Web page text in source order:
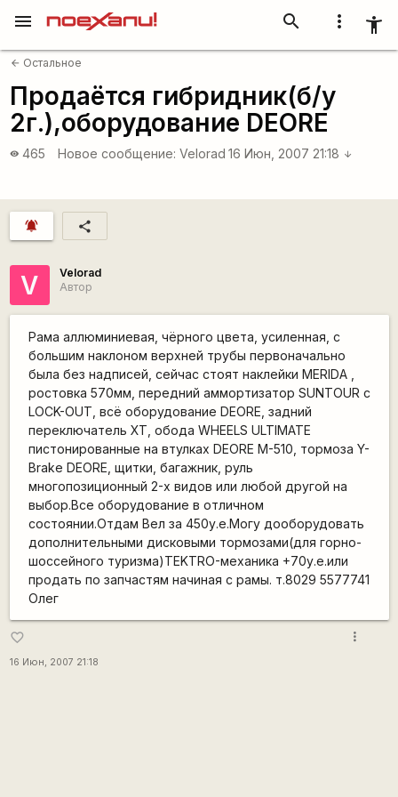
more_vert accessibility_new
search
menu
arrow_back Остальное
Продаётся гибридник(б/у
2г.),оборудование DEORE
visibility 465 Новое сообщение: Velorad 16 Июн, 2007 21:18 arrow_downward
notifications_active share
V
Velorad
Автор
Рама аллюминиевая, чёрного цвета, усиленная, с
большим наклоном верхней трубы первоначально
была без надписей, сейчас стоят наклейки MERIDA ,
ростовка 570мм, передний аммортизатор SUNTOUR с
LOCK-OUT, всё оборудование DEORE, задний
переключатель XT, обода WHEELS ULTIMATE
пистонированные на втулках DEORE M-510, тормоза Y-
Brake DEORE, щитки, багажник, руль
многопозиционный 2-х видов или любой другой на
выбор.Все оборудование в отличном
состоянии.Отдам Вел за 450у.е.Могу дооборудовать
дополнительными дисковыми тормозами(для горно-
шоссейного туризма)TEKTRO-механика +70у.е.или
продать по запчастям начиная с рамы. т.8029 5577741
Олег
favorite_border
16 Июн, 2007 21:18
more_vert